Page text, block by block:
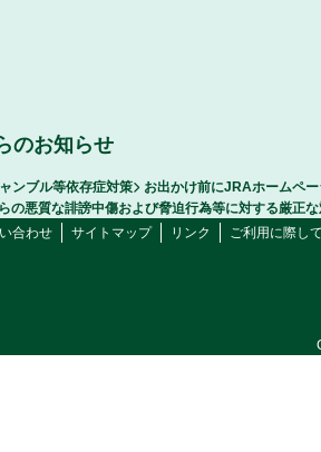
のお知らせ
ンブル等依存症対策
お出かけ前にJRAホームペ
の悪質な誹謗中傷および脅迫行為等に対する厳正
合わせ
サイトマップ リンク ご利用に際し